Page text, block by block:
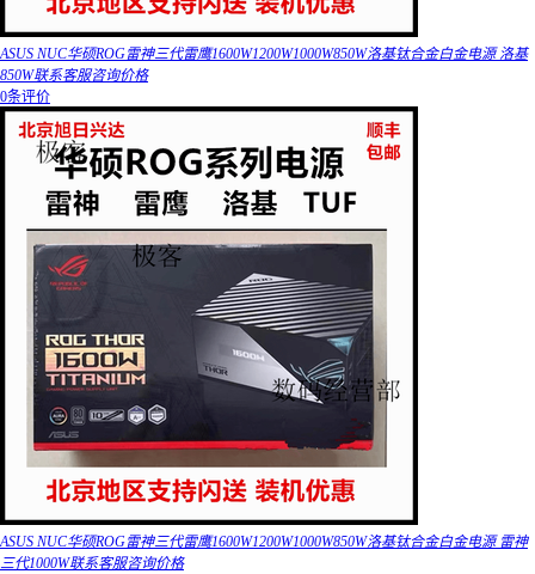
ASUS NUC华硕ROG雷神三代雷鹰1600W1200W1000W850W洛基钛合金白金电源 洛基
850W联系客服咨询价格
0条评价
ASUS NUC华硕ROG雷神三代雷鹰1600W1200W1000W850W洛基钛合金白金电源 雷神
三代1000W联系客服咨询价格